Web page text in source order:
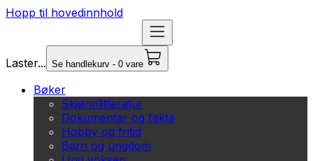
Hopp til hovedinnhold
Laster... Se handlekurv - 0 vare
Bøker
Skjønnlitteratur
Dokumentar og fakta
Hobby og fritid
Barn og ungdom